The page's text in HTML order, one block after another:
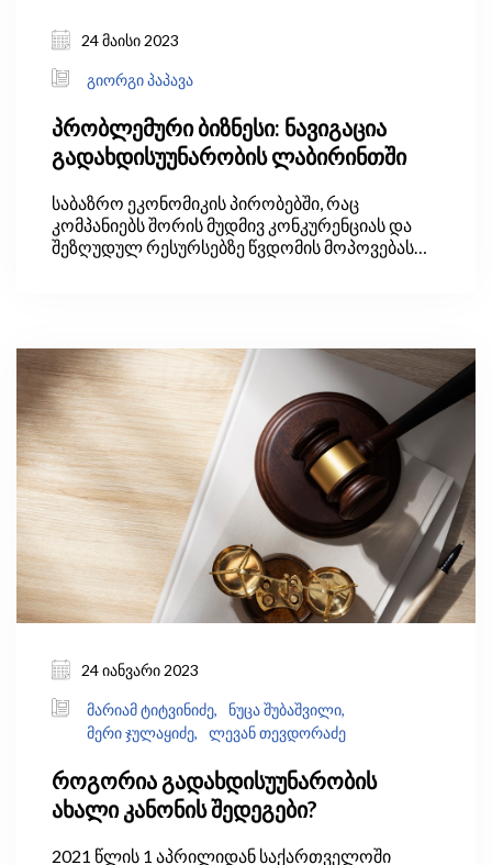
24 მაისი 2023
გიორგი პაპავა
პრობლემური ბიზნესი: ნავიგაცია
გადახდისუუნარობის ლაბირინთში
საბაზრო ეკონომიკის პირობებში, რაც
კომპანიებს შორის მუდმივ კონკურენციას და
შეზღუდულ რესურსებზე წვდომის მოპოვებას
ამის გამო ხდება გადახდისუუნარო.
24 იანვარი 2023
მარიამ ტიტვინიძე,
ნუცა შუბაშვილი,
მერი ჯულაყიძე,
ლევან თევდორაძე
როგორია გადახდისუუნარობის
ახალი კანონის შედეგები?
2021 წლის 1 აპრილიდან საქართველოში